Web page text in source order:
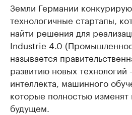
Земли Германии
технологичные стартапы,
найти решения для
Industrie 4.0
называется
развитию новых технологий
интеллекта, машинного
которые полностью изменят
будущем.